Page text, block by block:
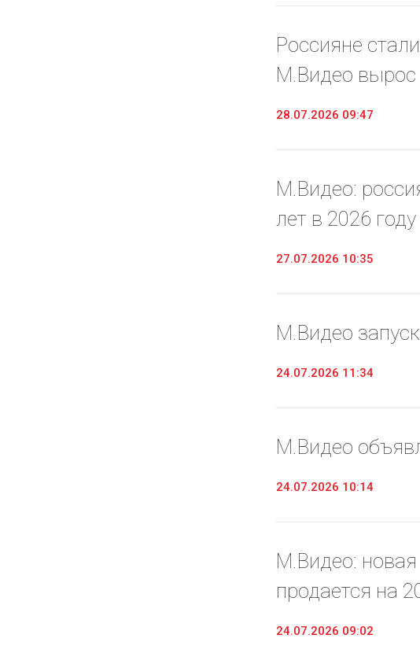
Россияне
М.Видео вырос
28.07.2026 09:47
М.Видео:
лет в 2026 году
27.07.2026 10:35
М.Видео
24.07.2026 11:34
М.Видео
24.07.2026 10:14
М.Видео:
продается на
24.07.2026 09:02